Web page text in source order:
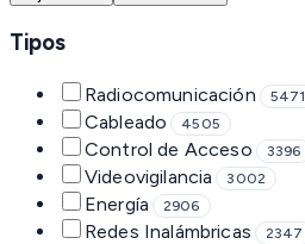
Tipos
Radiocomunicación 5471
Cableado 4505
Control de Acceso 3396
Videovigilancia 3002
Energía 2906
Redes Inalámbricas 2347